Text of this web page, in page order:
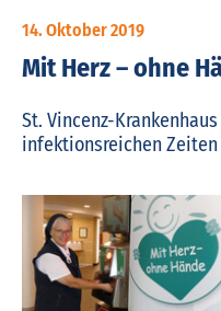
14. Oktober 2019
Mit Herz – ohne
St. Vincenz-
infektionsreichen